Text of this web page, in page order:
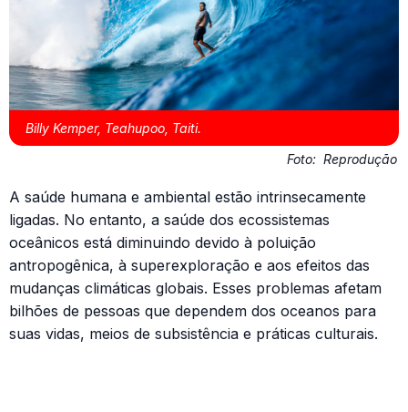
Billy Kemper, Teahupoo, Taiti.
Foto: Reprodução
A saúde humana e ambiental estão intrinsecamente
ligadas. No entanto, a saúde dos ecossistemas
oceânicos está diminuindo devido à poluição
antropogênica, à superexploração e aos efeitos das
mudanças climáticas globais. Esses problemas afetam
bilhões de pessoas que dependem dos oceanos para
suas vidas, meios de subsistência e práticas culturais.